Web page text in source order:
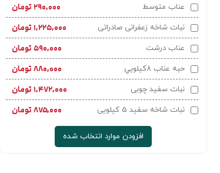
عناب متوسط ۲۹۰,۰۰۰ تومان
نبات شاخه زعفرانی صادراتی ۱,۲۲۵,۰۰۰ تومان
عناب درشت ۵۹۰,۰۰۰ تومان
حبه عناب 8کيلويي ۸۸۰,۰۰۰ تومان
نبات سفید چوبی ۱,۴۷۲,۰۰۰ تومان
نبات شاخه سفید 5 کیلویی ۸۷۵,۰۰۰ تومان
افزودن موارد انتخاب شده